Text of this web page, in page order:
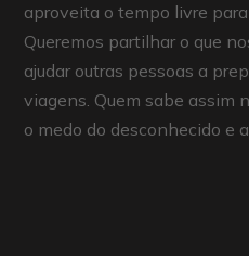
aproveita o tempo livre
Queremos partilhar o que
ajudar outras pessoas a
viagens. Quem sabe assim
o medo do desconhecido e